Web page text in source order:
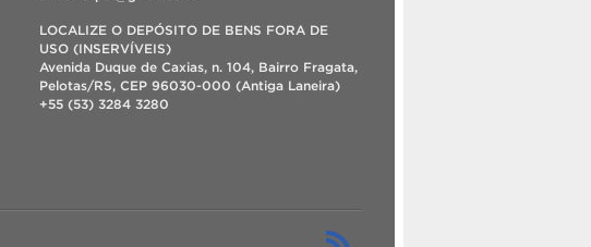
LOCALIZE O DEPÓSITO DE BENS FORA DE
USO (INSERVÍVEIS)
Avenida Duque de Caxias, n. 104, Bairro Fragata,
Pelotas/RS, CEP 96030-000 (Antiga Laneira)
+55 (53) 3284 3280